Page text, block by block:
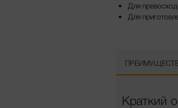
Для
Для
Краткий